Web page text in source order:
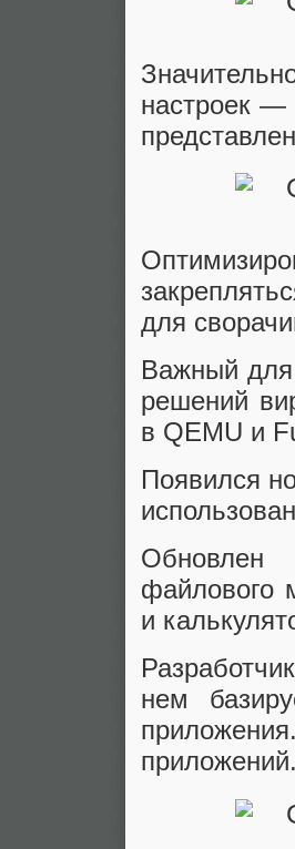
настроек —
для
Важный
решений
в QEMU и
Появился
Обновлен
файлового
и
нем